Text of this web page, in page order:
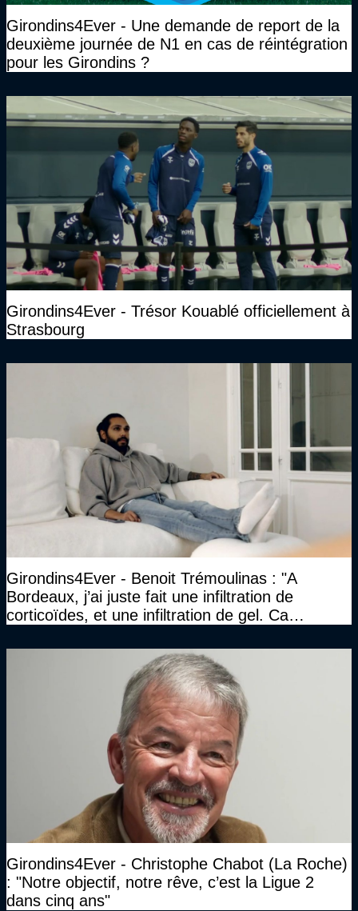
Girondins4Ever - Une demande de report de la
deuxième journée de N1 en cas de réintégration
pour les Girondins ?
Girondins4Ever - Trésor Kouablé officiellement à
Strasbourg
Girondins4Ever - Benoit Trémoulinas : "A
Bordeaux, j’ai juste fait une infiltration de
corticoïdes, et une infiltration de gel. Ca
Girondins4Ever - Christophe Chabot (La Roche)
: "Notre objectif, notre rêve, c’est la Ligue 2
dans cinq ans"